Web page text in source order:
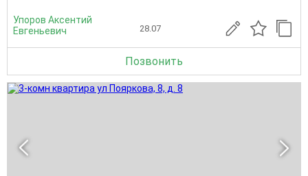
Упоров Аксентий
Евгеньевич
28.07
Позвонить